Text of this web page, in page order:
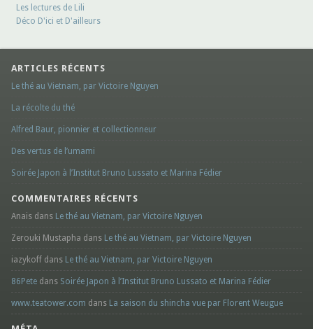
Les lectures de Lili
Déco D'ici et D'ailleurs
ARTICLES RÉCENTS
Le thé au Vietnam, par Victoire Nguyen
La récolte du thé
Alfred Baur, pionnier et collectionneur
Des vertus de l’umami
Soirée Japon à l’Institut Bruno Lussato et Marina Fédier
COMMENTAIRES RÉCENTS
Anais dans Le thé au Vietnam, par Victoire Nguyen
Zerouki Mustapha dans Le thé au Vietnam, par Victoire Nguyen
iazykoff dans Le thé au Vietnam, par Victoire Nguyen
86Petedans Soirée Japon à l’Institut Bruno Lussato et Marina Fédier
www.teatower.com dans La saison du shincha vue par Florent Weugue